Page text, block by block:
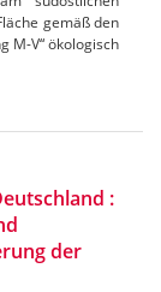
gemäß den
M-V“ ökologisch
:
der